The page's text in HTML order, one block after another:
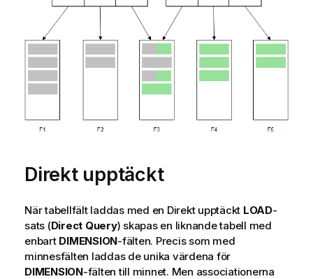
Direkt upptäckt
När tabellfält laddas med en Direkt upptäckt LOAD-
sats (Direct Query) skapas en liknande tabell med
enbart DIMENSION-fälten. Precis som med
minnesfälten laddas de unika värdena för
DIMENSION-fälten till minnet. Men associationerna